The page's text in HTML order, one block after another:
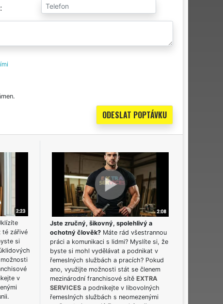
té zářivé
si
v
Jste zručný, šikovný, spolehlivý a
ochotný člověk? Máte rád všestrannou
práci a komunikaci s lidmi? Myslíte si, že
byste si mohl vydělávat a podnikat v
řemeslných službách a pracích? Pokud
ano, využijte možnosti stát se členem
mezinárodní franchisové sítě EXTRA
SERVICES a podnikejte v libovolných
řemeslných službách s neomezenými